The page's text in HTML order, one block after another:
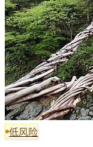
低风险